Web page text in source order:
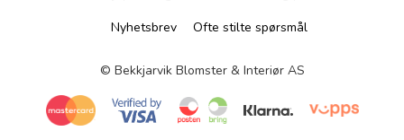
Nyhetsbrev
Ofte stilte spørsmål
© Bekkjarvik Blomster & Interiør AS